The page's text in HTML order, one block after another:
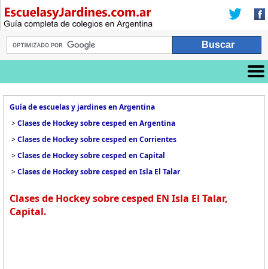
Guía de escuelas y jardines en Argentina
>Clases de Hockey sobre cesped en Argentina
>Clases de Hockey sobre cesped en Corrientes
>Clases de Hockey sobre cesped en Capital
>Clases de Hockey sobre cesped en Isla El Talar
Clases de Hockey sobre cesped EN Isla El Talar,
Capital.